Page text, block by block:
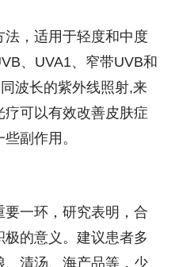
，适用于轻度和中度
、UVA1、窄带UVB和
波长的紫外线照射,来
可以有效改善皮肤症
副作用。
一环，研究表明，合
的意义。建议患者多
清汤、海产品等，少